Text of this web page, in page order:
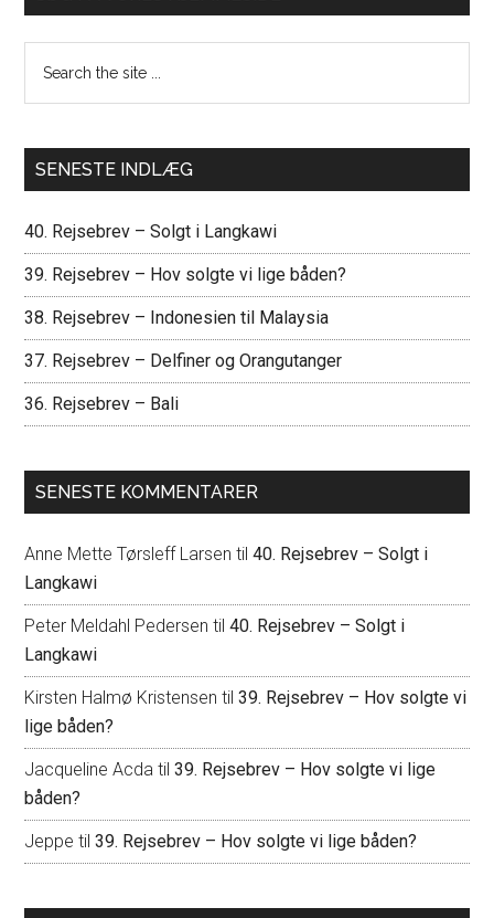
the
SENESTE INDLÆG
40. Rejsebrev – Solgt i Langkawi
39. Rejsebrev – Hov solgte vi lige båden?
38. Rejsebrev – Indonesien til Malaysia
37. Rejsebrev – Delfiner og Orangutanger
36. Rejsebrev – Bali
SENESTE KOMMENTARER
Anne Mette Tørsleff Larsen til40. Rejsebrev – Solgt i
Langkawi
Peter Meldahl Pedersen til40. Rejsebrev – Solgt i
Langkawi
Kirsten Halmø Kristensen til39. Rejsebrev – Hov solgte vi
lige båden?
Jacqueline Acda til39. Rejsebrev – Hov solgte vi lige
båden?
Jeppe til39. Rejsebrev – Hov solgte vi lige båden?